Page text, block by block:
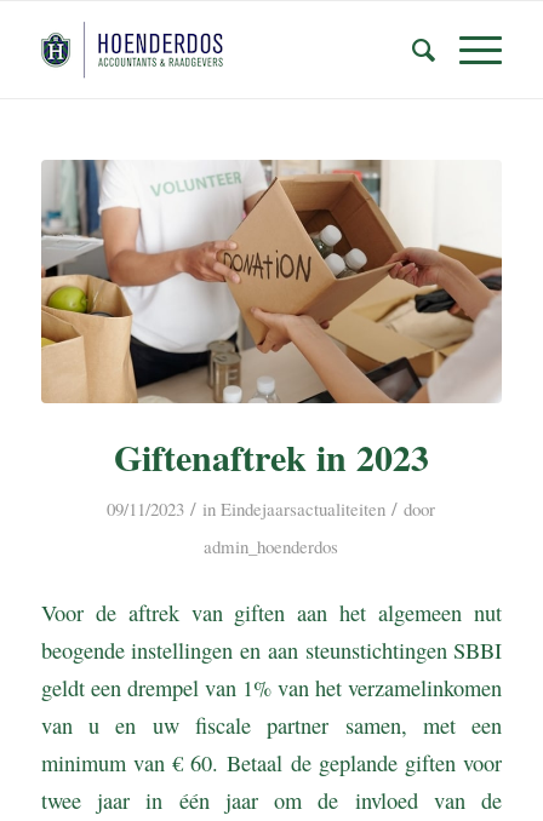
Giftenaftrek in 2023
09/11/2023 / inEindejaarsactualiteiten / door
admin_hoenderdos
Voor de aftrek van giften aan het algemeen nut
beogende instellingen en aan steunstichtingen SBBI
geldt een drempel van 1% van het verzamelinkomen
van u en uw fiscale partner samen, met een
minimum van € 60. Betaal de geplande giften voor
twee jaar in één jaar om de invloed van de